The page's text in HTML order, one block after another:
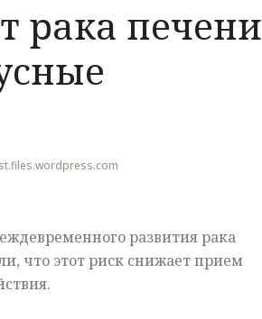
рака печени
развития рака
что этот риск снижает прием